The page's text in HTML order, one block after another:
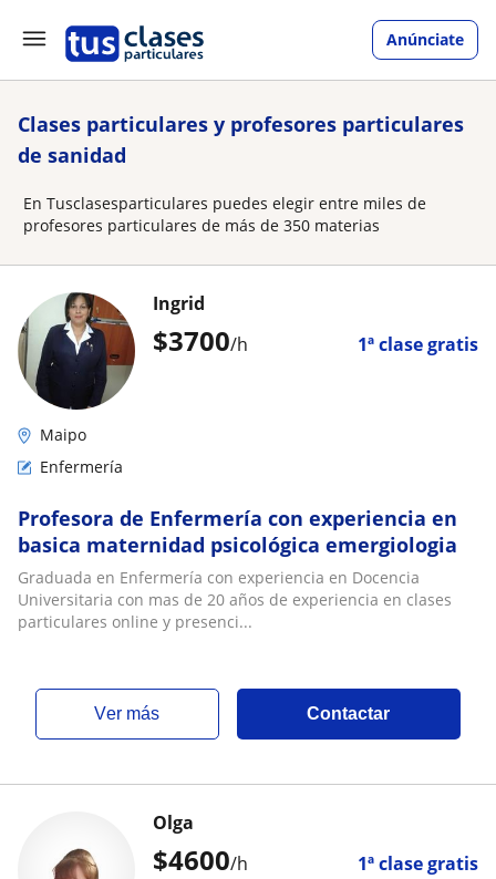
Anúnciate
Clases particulares y profesores particulares
de sanidad
En Tusclasesparticulares puedes elegir entre miles de
profesores particulares de más de 350 materias
$3700/h 1ª clase gratis
Ingrid
Maipo
Enfermería
Profesora de Enfermería con experiencia en
basica maternidad psicológica emergiologia
Graduada en Enfermería con experiencia en Docencia
Universitaria con mas de 20 años de experiencia en clases
particulares online y presenci...
ver más Contactar
$4600/h 1ª clase gratis
Olga